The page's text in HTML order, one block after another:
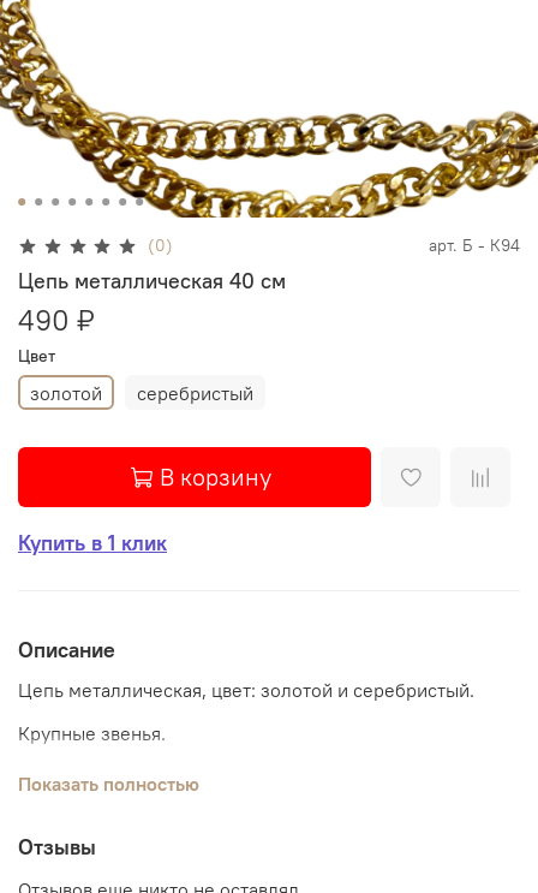
(0) арт. Б - К94
Цепь металлическая 40 см
490 ₽
Цвет
золотой серебристый
В корзину
Купить в 1 клик
Описание
Цепь металлическая, цвет: золотой и серебристый.
Крупные звенья.
Длина: 40 см.
Показать полностью
Отзывы